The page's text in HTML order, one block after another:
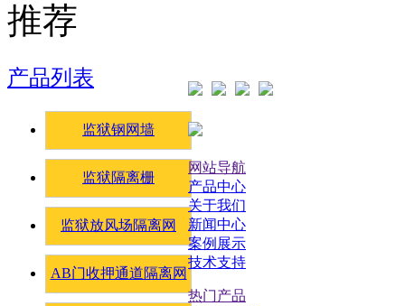
推荐
产品列表
监狱钢网墙
监狱隔离栅
监狱放风场隔离网
AB门收押通道隔离网
网站导航
产品中心
关于我们
新闻中心
案例展示
技术支持
热门产品